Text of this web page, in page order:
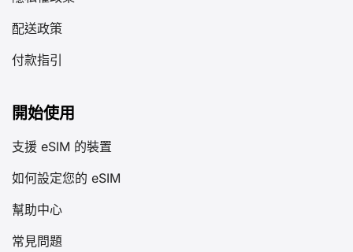
配送政策
付款指引
開始使用
支援 eSIM 的裝置
如何設定您的 eSIM
幫助中心
常見問題